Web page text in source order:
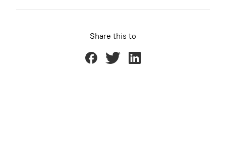
Share this to